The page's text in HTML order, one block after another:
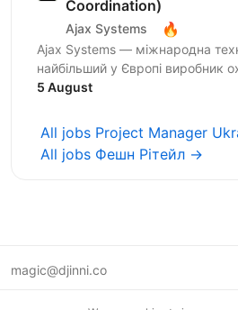
Coordination)
Ajax Systems 🔥
Ajax Systems — міжнародна
найбільший у Європі виробник
Ми шукаємо спеціаліста до Video
5 August
All jobs Project Manager
All jobs Фешн Рітейл →
magic@djinni.co